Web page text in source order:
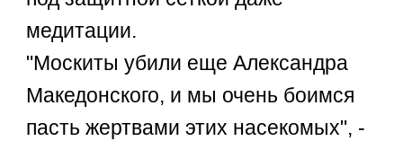
медитации.
"Москиты убили еще Александра
Македонского, и мы очень боимся
пасть жертвами этих насекомых", -